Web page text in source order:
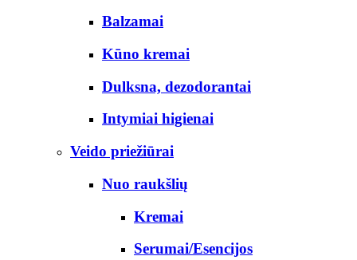
Balzamai
Kūno kremai
Dulksna, dezodorantai
Intymiai higienai
Veido priežiūrai
Nuo raukšlių
Kremai
Serumai/Esencijos